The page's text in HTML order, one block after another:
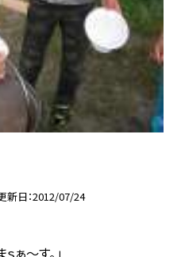
新日 2012/07/24
ぁ〜す。」